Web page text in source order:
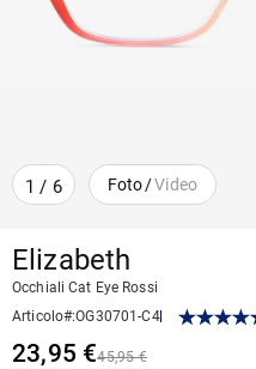
1 / 6 Foto/Video
Elizabeth
Occhiali Cat Eye Rossi
Articolo#:OG30701-C4
23,95 €45,95 €